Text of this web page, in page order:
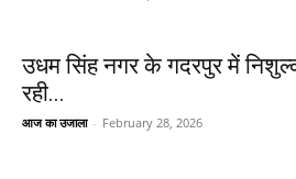
उधम सिंह नगर के गदरपुर में
रही...
आज का उजाला - February 28, 2026